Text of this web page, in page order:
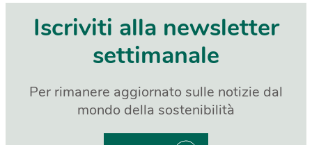
Iscriviti alla newsletter
settimanale
Per rimanere aggiornato sulle notizie dal
mondo della sostenibilità